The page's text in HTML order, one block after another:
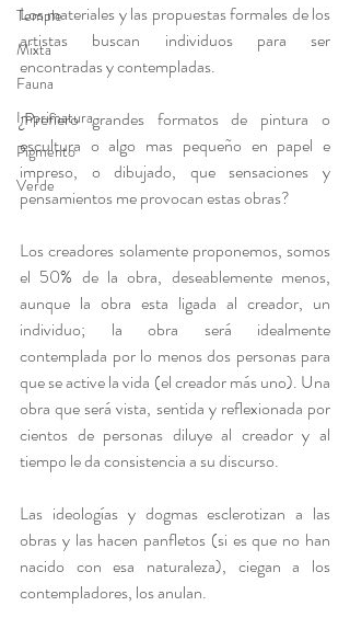
Temple
Mixta
Fauna
Imprimatura
Pigmento
Verde
Los materiales y las propuestas formales de los
artistas buscan individuos para ser
encontradas y contempladas.
¿Prefiero grandes formatos de pintura o
escultura o algo mas pequeño en papel e
impreso, o dibujado, que sensaciones y
pensamientos me provocan estas obras?
Los creadores solamente proponemos, somos
el 50% de la obra, deseablemente menos,
aunque la obra esta ligada al creador, un
individuo; la obra será idealmente
contemplada por lo menos dos personas para
que se active la vida (el creador más uno). Una
obra que será vista, sentida y reflexionada por
cientos de personas diluye al creador y al
tiempo le da consistencia a su discurso.
Las ideologías y dogmas esclerotizan a las
obras y las hacen panfletos (si es que no han
nacido con esa naturaleza), ciegan a los
contempladores, los anulan.